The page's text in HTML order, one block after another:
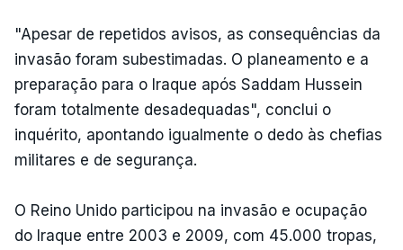
"Apesar de repetidos avisos, as consequências da
invasão foram subestimadas. O planeamento e a
preparação para o Iraque após Saddam Hussein
foram totalmente desadequadas", conclui o
inquérito, apontando igualmente o dedo às chefias
militares e de segurança.
O Reino Unido participou na invasão e ocupação
do Iraque entre 2003 e 2009, com 45.000 tropas,